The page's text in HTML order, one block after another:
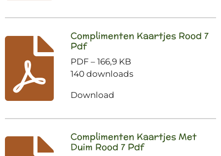
Complimenten Kaartjes Rood 7
Pdf
PDF – 166,9 KB
140 downloads
Download
Complimenten Kaartjes Met
Duim Rood 7 Pdf